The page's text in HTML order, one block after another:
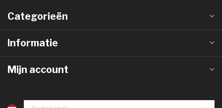
Categorieën
Informatie
Mijn account